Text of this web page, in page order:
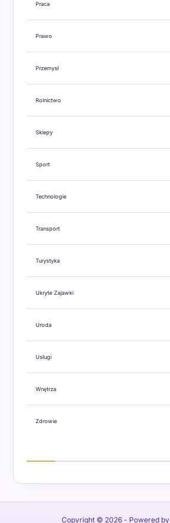
Praca
Prawo
Przemysł
Rolnictwo
Sklepy
Sport
Technologie
Transport
Turystyka
Ukryte Zajawki
Uroda
Usługi
Wnętrza
Zdrowie
Copyright © 2026 - Powered by